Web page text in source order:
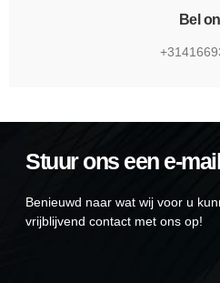
Bel
Stuur ons een e-mail
Benieuwd naar wat wij voor u
vrijblijvend contact met ons op!